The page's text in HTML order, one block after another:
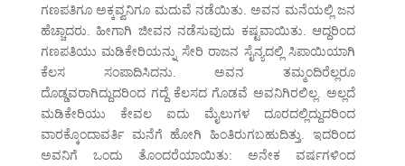
ಗಣಪತಿಗೂ ಅಕ್ಕವ್ವನಿಗೂ ಮದುವೆ ನಡೆಯಿತು. ಅವನ ಮನೆಯಲ್ಲಿ ಜನ
ಹೆಚ್ಚಾದರು. ಹೀಗಾಗಿ ಜೀವನ ನಡೆಸುವುದು ಕಷ್ಟವಾಯಿತು. ಆದ್ದರಿಂದ
ಗಣಪತಿಯು ಮಡಿಕೇರಿಯನ್ನು ಸೇರಿ ರಾಜನ ಸೈನ್ಯದಲ್ಲಿ ಸಿಪಾಯಿಯಾಗಿ
ಕೆಲಸ ಸಂಪಾದಿಸಿದನು. ಅವನ ತಮ್ಮಂದಿರೆಲ್ಲರೂ
ದೊಡ್ಡವರಾಗಿದ್ದುದರಿಂದ ಗದ್ದೆ ಕೆಲಸದ ಗೊಡವೆ ಅವನಿಗಿರಲಿಲ್ಲ. ಅಲ್ಲದೆ
ಮಡಿಕೇರಿಯು ಕೇವಲ ಐದು ಮೈಲುಗಳ ದೂರದಲ್ಲಿದ್ದುದರಿಂದ
ವಾರಕ್ಕೊಂದಾವರ್ತಿ ಮನೆಗೆ ಹೋಗಿ ಹಿಂತಿರುಗಬಹುದಿತ್ತು. ಇದರಿಂದ
ಅವನಿಗೆ ಒಂದು ತೊಂದರೆಯಾಯಿತು: ಅನೇಕ ವರ್ಷಗಳಿಂದ